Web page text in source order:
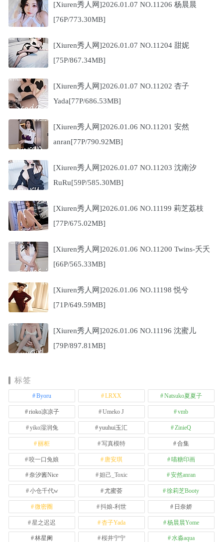
[Xiuren秀人网]2026.01.07 NO.11206 杨晨晨
[76P/773.30MB]
[Xiuren秀人网]2026.01.07 NO.11204 甜妮
[75P/867.34MB]
[Xiuren秀人网]2026.01.07 NO.11202 杏子
Yada[77P/686.53MB]
[Xiuren秀人网]2026.01.06 NO.11201 安然
anran[77P/790.92MB]
[Xiuren秀人网]2026.01.07 NO.11203 沈南汐
RuRu[59P/585.30MB]
[Xiuren秀人网]2026.01.06 NO.11199 莉芝荔枝
[77P/675.02MB]
[Xiuren秀人网]2026.01.06 NO.11200 Twins-夭夭
[66P/565.33MB]
[Xiuren秀人网]2026.01.06 NO.11198 悦兮
[71P/649.59MB]
[Xiuren秀人网]2026.01.06 NO.11196 沈蜜儿
[79P/897.81MB]
标签
Byoru LRXX Natsuko夏夏子
rioko凉凉子 Umeko J vmb
yiko湿润兔 yuuhui玉汇 ZinieQ
丽柜 写真模特 合集
咬一口兔娘 唐安琪 喵糖印画
奈汐酱Nice 妲己_Toxic 安然anran
小仓千代w 尤蜜荟 徐莉芝Booty
微密圈 抖娘-利世 日奈娇
星之迟迟 杏子Yada 杨晨晨Yome
林星阑 桜井宁宁 水淼aqua